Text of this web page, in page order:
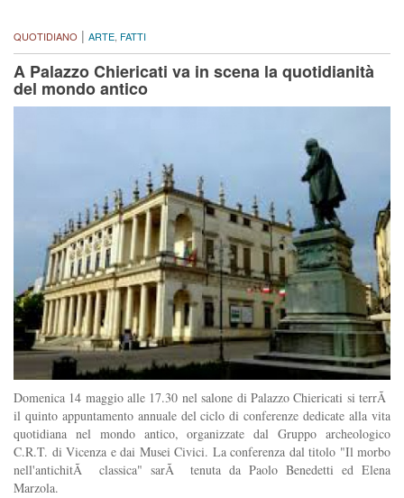
QUOTIDIANO | ARTE, FATTI
A Palazzo Chiericati va in scena la quotidianità
del mondo antico
Domenica 14 maggio alle 17.30 nel salone di Palazzo Chiericati si terrÃ
il quinto appuntamento annuale del ciclo di conferenze dedicate alla vita
quotidiana nel mondo antico, organizzate dal Gruppo archeologico
C.R.T. di Vicenza e dai Musei Civici. La conferenza dal titolo "Il morbo
nell'antichitÃ classica" sarÃ tenuta da Paolo Benedetti ed Elena
Marzola.